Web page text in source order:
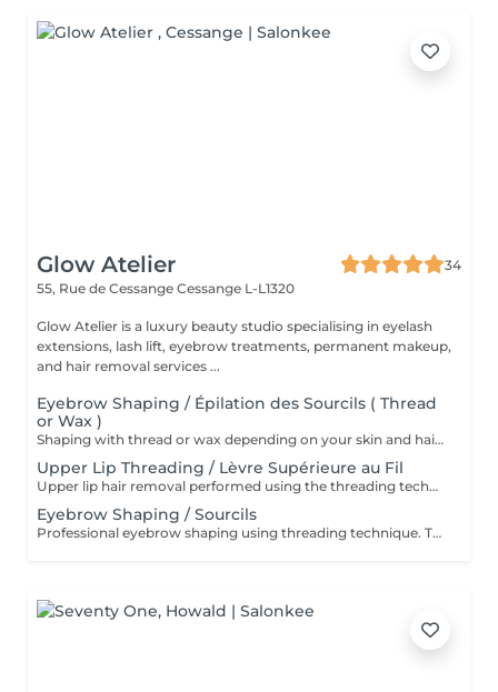
Glow Atelier
34
55, Rue de Cessange Cessange L-L1320
Glow Atelier is a luxury beauty studio specialising in eyelash
extensions, lash lift, eyebrow treatments, permanent makeup,
and hair removal services ...
Eyebrow Shaping / Épilation des Sourcils ( Thread
or Wax )
Shaping with thread or wax depending on your skin and hair type. * Restructuration des sourcils au fil ou à la cire selon votre peau et votre pilosité
Upper Lip Threading / Lèvre Supérieure au Fil
Upper lip hair removal performed using the threading technique for precise and gentle results. Ideal for sensitive skin and facial hair removal. Épilation de la lèvre supérieure réalisée à l'aide de la technique au fil pour un résultat précis et en douceur. Idéale pour les peaux sensibles et l'épilation du visage
Eyebrow Shaping / Sourcils
Professional eyebrow shaping using threading technique. The skin is cleansed before the procedure, and a soothing regenerative cream is applied afterwards. Restructuration professionnelle des sourcils au fil. La peau est nettoyée avant la procédure et une crème apaisante et régénérante est appliquée après le soin